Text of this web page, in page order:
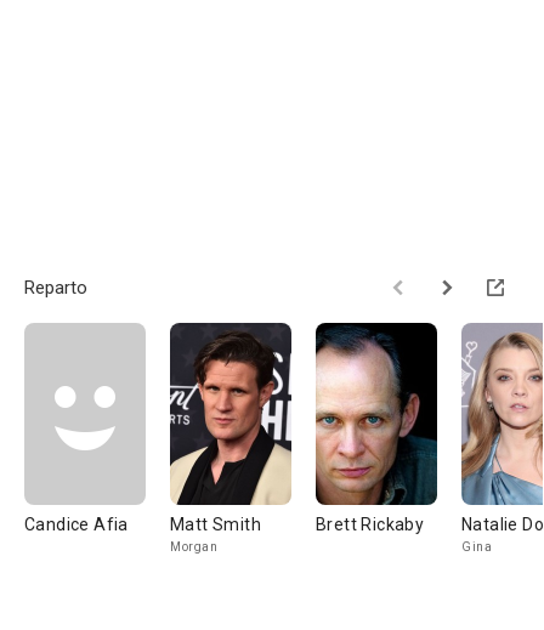
Reparto
Candice Afia Matt Smith
Morgan
Brett Rickaby Natalie
Gina